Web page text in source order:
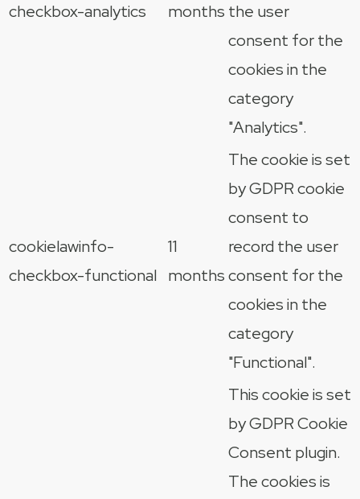
checkbox-analytics
months the user
consent for the
cookies in the
category
"Analytics".
cookielawinfo-
checkbox-functional
11
months
The cookie is set
by GDPR cookie
consent to
record the user
consent for the
cookies in the
category
"Functional".
This cookie is set
by GDPR Cookie
Consent plugin.
The cookies is